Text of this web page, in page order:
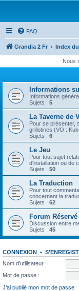
FAQ
Grandia 2 Fr Index
Nous
Informations
Informations
Sujets : 5
La Taverne de
Pour se présenter,
grillotines (VO :
Sujets : 6
Le Jeu
Pour tout sujet
d'installation ou de
Sujets : 50
La Traduction
Pour tout
concernant la
Sujets : 62
Forum
Discussion entre
Sujets : 45
CONNEXION •
Nom d’utilisateur :
Mot de passe :
J’ai oublié mon mot de passe